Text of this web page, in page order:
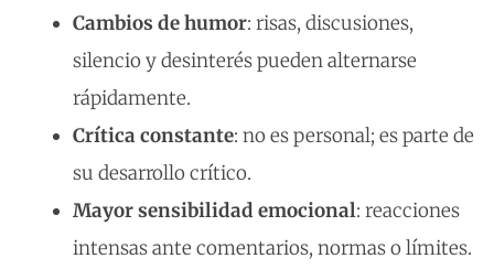
Cambios de humor: risas, discusiones,
silencio y desinterés pueden alternarse
rápidamente.
Crítica constante: no es personal; es parte de
su desarrollo crítico.
Mayor sensibilidad emocional: reacciones
intensas ante comentarios, normas o límites.